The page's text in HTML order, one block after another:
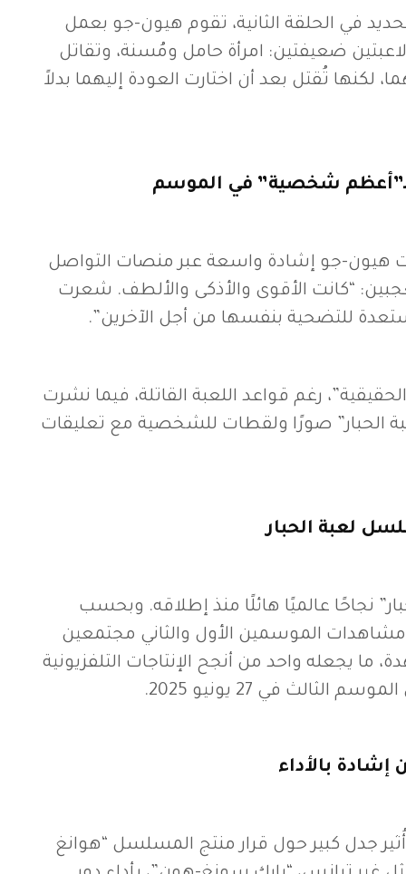
في الحلقة الثانية، تقوم هيون-جو بعمل
ضعيفتين: امرأة حامل ومُسنة، وتقاتل
لكنها تُقتل بعد أن اختارت العودة إليهما بدلاً
شخصية” في الموسم
هيون-جو إشادة واسعة عبر منصات التواصل
“كانت الأقوى والأذكى والألطف. شعرت
للتضحية بنفسها من أجل الآخرين”.
الحقيقية”، رغم قواعد اللعبة القاتلة، فيما نشرت
الحبار” صورًا ولقطات للشخصية مع تعليقات
لعبة الحبار
نجاحًا عالميًا هائلًا منذ إطلاقه. وبحسب
الموسمين الأول والثاني مجتمعين
مشاهدة، ما يجعله واحد من أنجح الإنتاجات التلفزيونية
في 27 يونيو 2025.
إشادة بالأداء
أُثير جدل كبير حول قرار منتج المسلسل “هوانغ